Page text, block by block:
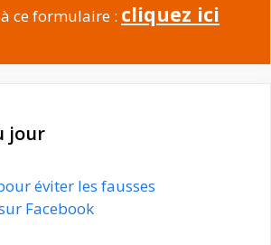
ce formulaire : cliquez ici
jour
éviter les fausses
Facebook